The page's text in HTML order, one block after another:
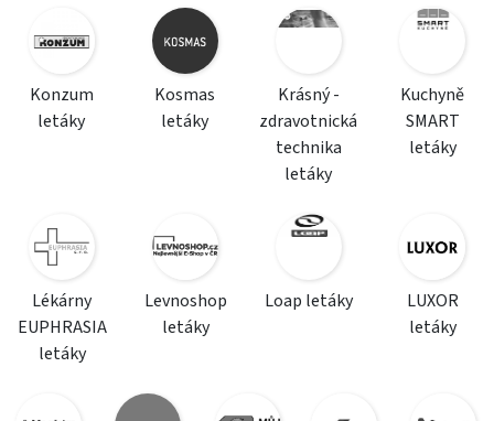
Konzum
letáky
Kosmas
letáky
Krásný -
zdravotnická
technika
letáky
Kuchyně
SMART
letáky
Lékárny
EUPHRASIA
letáky
Levnoshop
letáky
Loap letáky
LUXOR
letáky